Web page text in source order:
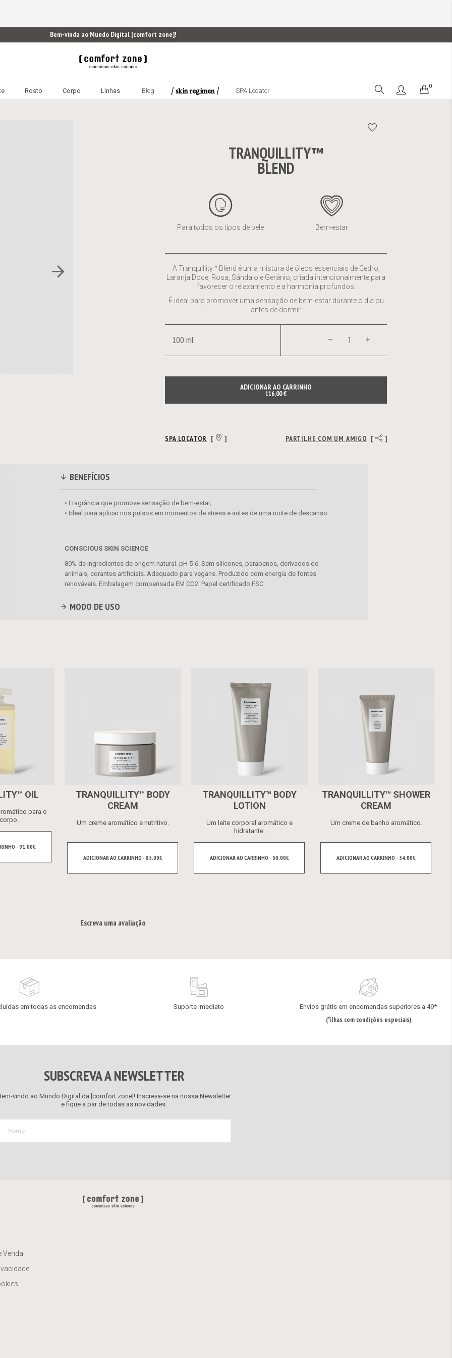
Bem-vinda ao Mundo Digital [comfort zone]!
Rosto Corpo Linhas Blog / skin regimen / SPA Locator Cart
0
TRANQUILLITY™
BLEND
Para todos os tipos de pele Bem-estar
A Tranquillity™ Blend é uma mistura de óleos essenciais de Cedro,
Laranja Doce, Rosa, Sândalo e Gerânio, criada intencionalmente para
favorecer o relaxamento e a harmonia profundos.
É ideal para promover uma sensação de bem-estar durante o dia ou
antes de dormir.
ADICIONAR AO CARRINHO
116,00 €
100 ml
SPA LOCATOR [ ] PARTILHE COM UM AMIGO [ ]
BENEFÍCIOS
• Fragrância que promove sensação de bem-estar;
• Ideal para aplicar nos pulsos em momentos de stress e antes de uma noite de descanso.
CONSCIOUS SKIN SCIENCE
80% de ingredientes de origem natural. pH 5-6. Sem silicones, parabenos, derivados de
animais, corantes artificiais. Adequado para vegans. Produzido com energia de fontes
renováveis. Embalagem compensada EM CO2. Papel certificado FSC.
MODO DE USO
OIL
para o
- 91.00€
TRANQUILLITY™ BODY
CREAM
Um creme aromático e nutritivo.
ADICIONAR AO CARRINHO - 85.00€
TRANQUILLITY™ BODY
LOTION
Um leite corporal aromático e
hidratante.
ADICIONAR AO CARRINHO - 50.00€
TRANQUILLITY™ SHOWER
CREAM
Um creme de banho aromático.
ADICIONAR AO CARRINHO - 34.00€
Escreva uma avaliação
em todas as encomendas Suporte imediato Envios grátis em encomendas superiores a 49*
(*ilhas com condições especiais)
SUBSCREVA A NEWSLETTER
vindo ao Mundo Digital da [comfort zone]! Inscreva-se na nossa Newsletter
e fique a par de todas as novidades.
Venda